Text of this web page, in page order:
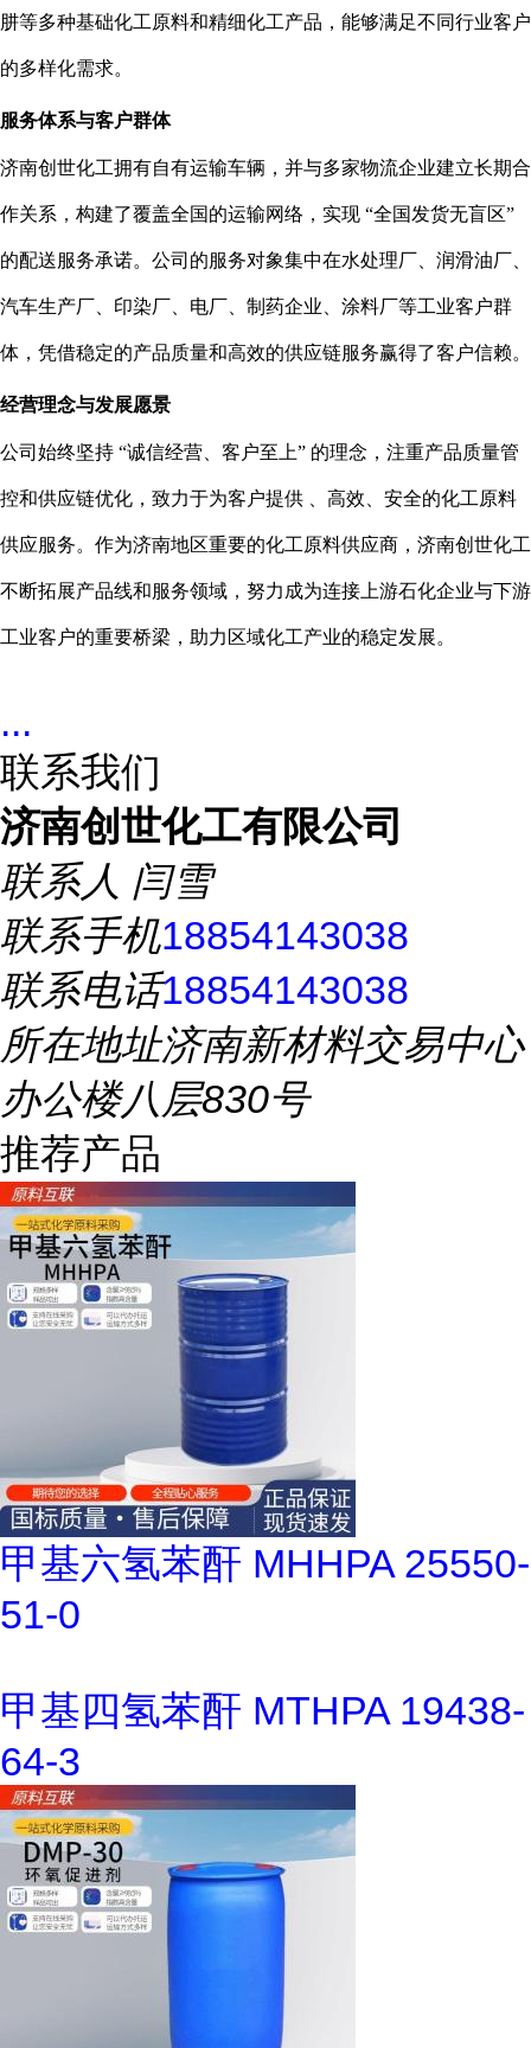
肼等多种基础化工原料和精细化工产品，能够满足不同行业客户
的多样化需求。
服务体系与客户群体
济南创世化工拥有自有运输车辆，并与多家物流企业建立长期合
作关系，构建了覆盖全国的运输网络，实现 “全国发货无盲区”
的配送服务承诺。公司的服务对象集中在水处理厂、润滑油厂、
汽车生产厂、印染厂、电厂、制药企业、涂料厂等工业客户群
体，凭借稳定的产品质量和高效的供应链服务赢得了客户信赖。
经营理念与发展愿景
公司始终坚持 “诚信经营、客户至上” 的理念，注重产品质量管
控和供应链优化，致力于为客户提供 、高效、安全的化工原料
供应服务。作为济南地区重要的化工原料供应商，济南创世化工
不断拓展产品线和服务领域，努力成为连接上游石化企业与下游
工业客户的重要桥梁，助力区域化工产业的稳定发展。
...
联系我们
济南创世化工有限公司
联系人 闫雪
联系手机18854143038
联系电话18854143038
所在地址济南新材料交易中心
办公楼八层830号
推荐产品
甲基六氢苯酐 MHHPA 25550-
51-0
甲基四氢苯酐 MTHPA 19438-
64-3